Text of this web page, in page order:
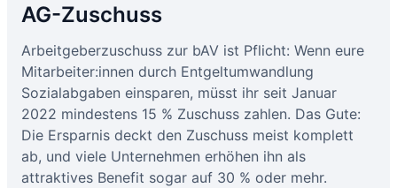
AG-Zuschuss
Arbeitgeberzuschuss zur bAV ist Pflicht: Wenn eure
Mitarbeiter:innen durch Entgeltumwandlung
Sozialabgaben einsparen, müsst ihr seit Januar
2022 mindestens 15 % Zuschuss zahlen. Das Gute:
Die Ersparnis deckt den Zuschuss meist komplett
ab, und viele Unternehmen erhöhen ihn als
attraktives Benefit sogar auf 30 % oder mehr.